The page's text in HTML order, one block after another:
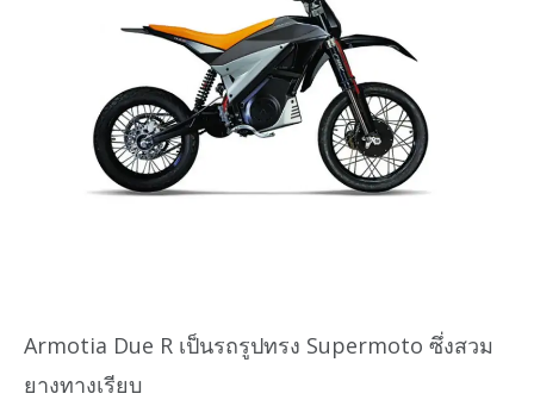
Armotia Due R เป็นรถรูปทรง Supermoto ซึ่งสวม
ยางทางเรียบ